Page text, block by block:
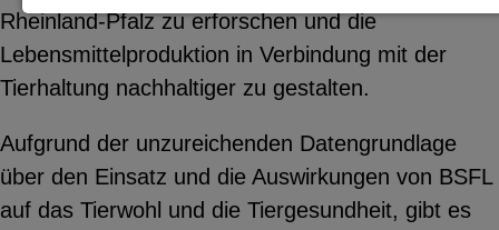
Rheinland-Pfalz zu erforschen und die
Lebensmittelproduktion in Verbindung mit der
Tierhaltung nachhaltiger zu gestalten.
Aufgrund der unzureichenden Datengrundlage
über den Einsatz und die Auswirkungen von BSFL
auf das Tierwohl und die Tiergesundheit, gibt es
Notwendige Cookies zur Session-
Verwaltung und für die generelle
Funktionalität der Seite (immer
notwendig).